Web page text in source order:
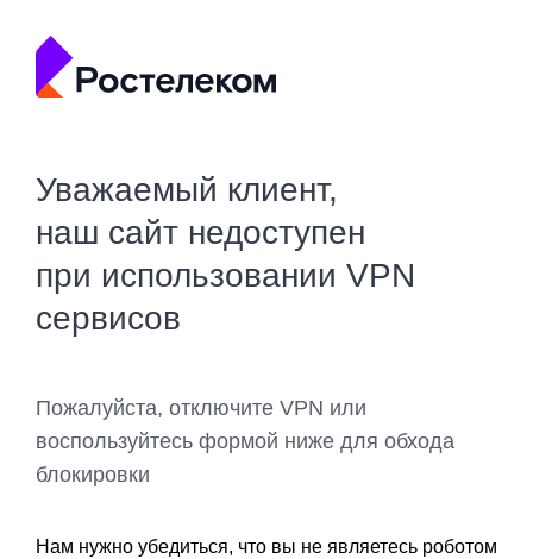
Уважаемый клиент,
наш сайт недоступен
при использовании VPN
сервисов
Пожалуйста, отключите VPN или
воспользуйтесь формой ниже для обхода
блокировки
Нам нужно убедиться, что вы не являетесь роботом